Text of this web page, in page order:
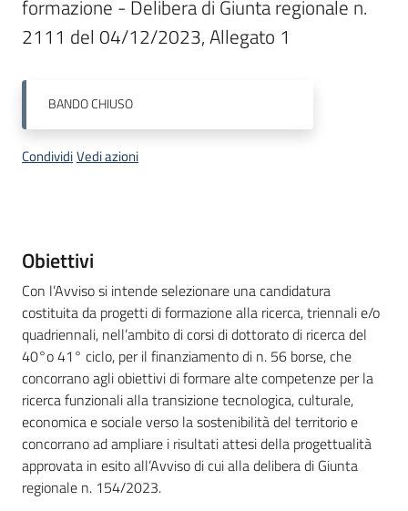
Bandi
Piani
Programmi
Progetti
Fondo
sociale
europeo
Plus
Seguici
su
formazione - Delibera di Giunta regionale n.
2111 del 04/12/2023, Allegato 1
BANDOCHIUSO
CondividiVedi azioni
Descrizione
Obiettivi
Con l’Avviso si intende selezionare una candidatura
costituita da progetti di formazione alla ricerca, triennali e/o
quadriennali, nell’ambito di corsi di dottorato di ricerca del
40°o 41° ciclo, per il finanziamento di n. 56 borse, che
concorrano agli obiettivi di formare alte competenze per la
ricerca funzionali alla transizione tecnologica, culturale,
economica e sociale verso la sostenibilità del territorio e
concorrano ad ampliare i risultati attesi della progettualità
approvata in esito all’Avviso di cui alla delibera di Giunta
regionale n. 154/2023.